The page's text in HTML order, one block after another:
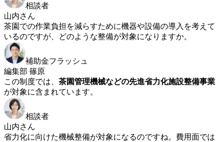
相談者
山内さん
茶園での作業負担を減らすために機器や設備の導入を考えて
いるのですが、どのような整備が対象になりますか。
補助金フラッシュ
編集部 篠原
この制度では、 茶園管理機械などの先進省力化施設整備事業
が対象に含まれています。
相談者
山内さん
省力化に向けた機械整備が対象になるのですね。費用面では